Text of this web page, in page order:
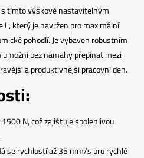
tímto výškově nastavitelným
který je navržen pro maximální
pohodlí. Je vybaven robustním
bez námahy přepínat mezi
a produktivnější pracovní den.
1500 N, což zajišťuje spolehlivou
se rychlostí až 35 mm/s pro rychlé